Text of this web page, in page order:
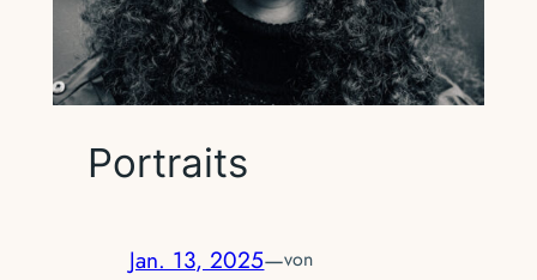
Portraits
Jan. 13, 2025—von